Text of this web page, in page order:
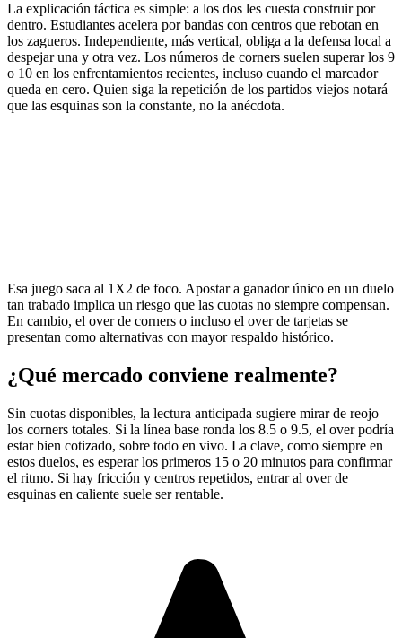
La explicación táctica es simple: a los dos les cuesta construir por
dentro. Estudiantes acelera por bandas con centros que rebotan en
los zagueros. Independiente, más vertical, obliga a la defensa local a
despejar una y otra vez. Los números de corners suelen superar los 9
o 10 en los enfrentamientos recientes, incluso cuando el marcador
queda en cero. Quien siga la repetición de los partidos viejos notará
que las esquinas son la constante, no la anécdota.
Esa juego saca al 1X2 de foco. Apostar a ganador único en un duelo
tan trabado implica un riesgo que las cuotas no siempre compensan.
En cambio, el over de corners o incluso el over de tarjetas se
presentan como alternativas con mayor respaldo histórico.
¿Qué mercado conviene realmente?
Sin cuotas disponibles, la lectura anticipada sugiere mirar de reojo
los corners totales. Si la línea base ronda los 8.5 o 9.5, el over podría
estar bien cotizado, sobre todo en vivo. La clave, como siempre en
estos duelos, es esperar los primeros 15 o 20 minutos para confirmar
el ritmo. Si hay fricción y centros repetidos, entrar al over de
esquinas en caliente suele ser rentable.